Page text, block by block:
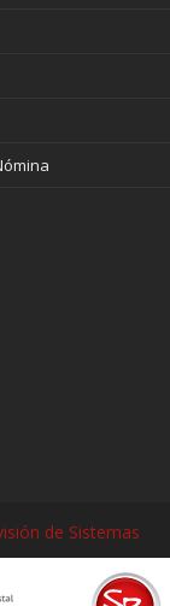
de Sistemas